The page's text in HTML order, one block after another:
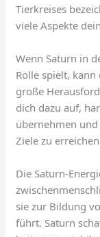
Tierkreises
viele Aspekte
Wenn Saturn in
Rolle spielt,
große
dich dazu auf,
übernehmen
Ziele zu
Die Saturn-
sie zur Bildung
führt. Saturn